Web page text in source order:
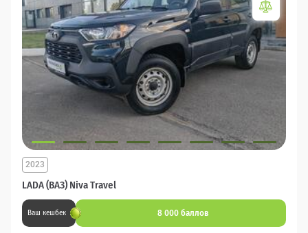
LADA (ВАЗ) Niva Travel
2023
Ваш кешбек 8 000 баллов